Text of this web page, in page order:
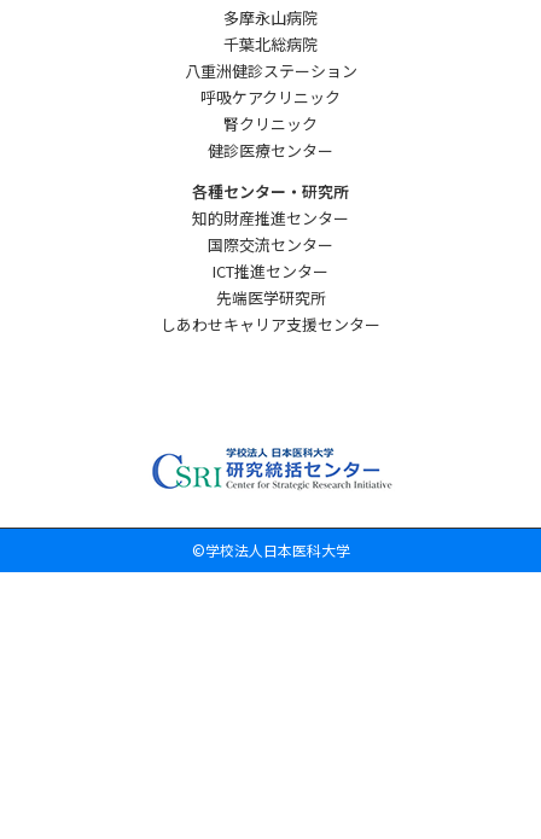
多摩永山病院
千葉北総病院
八重洲健診ステーション
呼吸ケアクリニック
腎クリニック
健診医療センター
各種センター・研究所
知的財産推進センター
国際交流センター
ICT推進センター
先端医学研究所
しあわせキャリア支援センター
©学校法人日本医科大学